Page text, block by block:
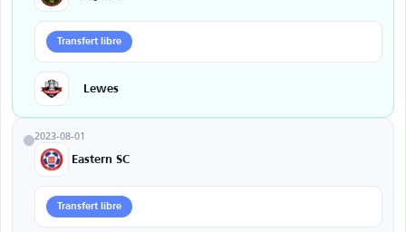
Transfert libre
Lewes
2023-08-01
Eastern SC
Transfert libre